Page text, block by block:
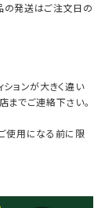
の発送はご注文日の
ョンが大きく違い
までご連絡下さい。
使用になる前に限